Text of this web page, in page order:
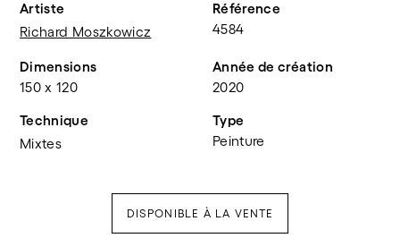
Artiste
Richard Moszkowicz
Référence
4584
Dimensions
150 x 120
Année de création
2020
Technique
Mixtes
Type
Peinture
DISPONIBLE À LA VENTE